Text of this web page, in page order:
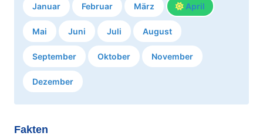
Januar Februar März April
Mai Juni Juli August
September Oktober November
Dezember
Fakten